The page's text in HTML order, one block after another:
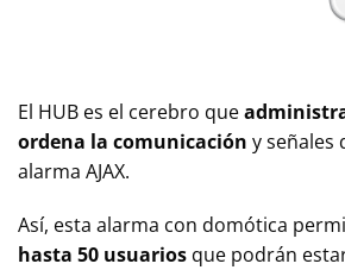
El HUB es el cerebro que
ordena la comunicación y señales
alarma AJAX.
Así, esta alarma con domótica
hasta 50 usuarios que podrán